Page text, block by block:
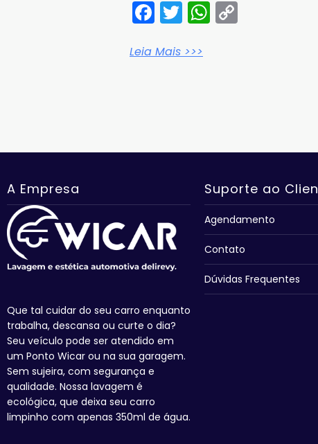
Facebook
TwitterWhatsApp
Leia Mais >>>
A Empresa
Que tal cuidar do seu carro enquanto
trabalha, descansa ou curte o dia?
Seu veículo pode ser atendido em
um Ponto Wicar ou na sua garagem.
Sem sujeira, com segurança e
qualidade. Nossa lavagem é
ecológica, que deixa seu carro
limpinho com apenas 350ml de água.
Suporte ao
Agendamento
Contato
Dúvidas Frequentes